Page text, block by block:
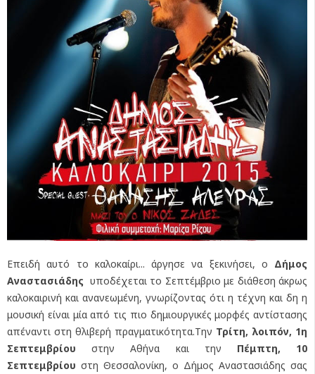
Επειδή αυτό το καλοκαίρι... άργησε να ξεκινήσει, ο Δήμος
Αναστασιάδης υποδέχεται το Σεπτέμβριο με διάθεση άκρως
καλοκαιρινή και ανανεωμένη, γνωρίζοντας ότι η τέχνη και δη η
μουσική είναι μία από τις πιο δημιουργικές μορφές αντίστασης
απέναντι στη θλιβερή πραγματικότητα.Την Τρίτη, λοιπόν, 1η
Σεπτεμβρίου στην Αθήνα και την Πέμπτη, 10
Σεπτεμβρίου στη Θεσσαλονίκη, ο Δήμος Αναστασιάδης σας